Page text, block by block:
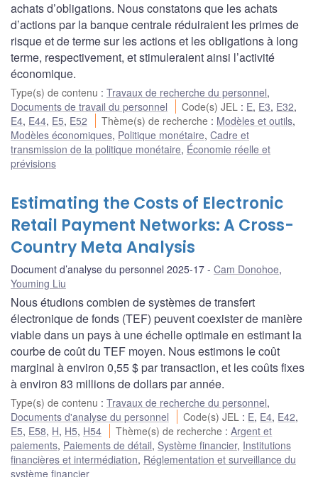
achats d’obligations. Nous constatons que les achats
d’actions par la banque centrale réduiraient les primes de
risque et de terme sur les actions et les obligations à long
terme, respectivement, et stimuleraient ainsi l’activité
économique.
Type(s) de contenu : Travaux de recherche du personnel,
Documents de travail du personnel
Code(s) JEL : E, E3, E32,
E4, E44, E5, E52 Thème(s) de recherche : Modèles et outils,
Modèles économiques, Politique monétaire, Cadre et
transmission de la politique monétaire, Économie réelle et
prévisions
Estimating the Costs of Electronic
Retail Payment Networks: A Cross-
Country Meta Analysis
Document d’analyse du personnel 2025-17 Cam Donohoe,
Youming Liu
Nous étudions combien de systèmes de transfert
électronique de fonds (TEF) peuvent coexister de manière
viable dans un pays à une échelle optimale en estimant la
courbe de coût du TEF moyen. Nous estimons le coût
marginal à environ 0,55 $ par transaction, et les coûts fixes
à environ 83 millions de dollars par année.
Type(s) de contenu : Travaux de recherche du personnel,
Documents d'analyse du personnel
Code(s) JEL : E, E4, E42,
E5, E58, H, H5, H54 Thème(s) de recherche :Argent et
paiements, Paiements de détail, Système financier, Institutions
financières et intermédiation, Réglementation et surveillance du
système financier